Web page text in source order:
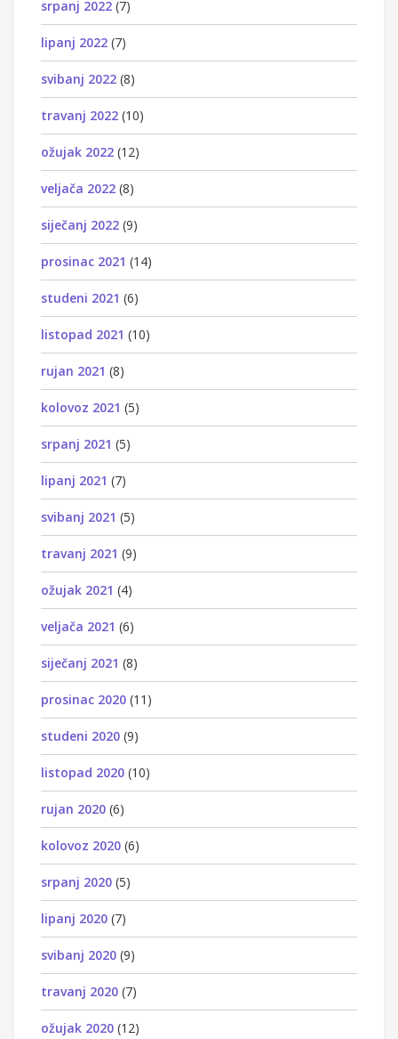
srpanj 2022 (7)
lipanj 2022 (7)
svibanj 2022 (8)
travanj 2022 (10)
ožujak 2022 (12)
veljača 2022 (8)
siječanj 2022 (9)
prosinac 2021 (14)
studeni 2021 (6)
listopad 2021 (10)
rujan 2021 (8)
kolovoz 2021 (5)
srpanj 2021 (5)
lipanj 2021 (7)
svibanj 2021 (5)
travanj 2021 (9)
ožujak 2021 (4)
veljača 2021 (6)
siječanj 2021 (8)
prosinac 2020 (11)
studeni 2020 (9)
listopad 2020 (10)
rujan 2020 (6)
kolovoz 2020 (6)
srpanj 2020 (5)
lipanj 2020 (7)
svibanj 2020 (9)
travanj 2020 (7)
ožujak 2020 (12)